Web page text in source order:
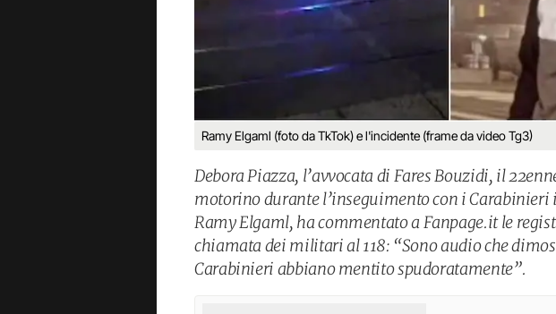
Ramy Elgaml (foto da TkTok) e l'incidente (frame da video Tg3)
Debora Piazza, l’avvocata di Fares Bouzidi, il
motorino durante l’inseguimento con i Carabinieri
Ramy Elgaml, ha commentato a Fanpage.it le
chiamata dei militari al 118: “Sono audio che
Carabinieri abbiano mentito spudoratamente”.